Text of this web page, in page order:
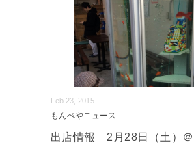
Feb 23, 2015
もんぺやニュース
出店情報 2月28日（土）